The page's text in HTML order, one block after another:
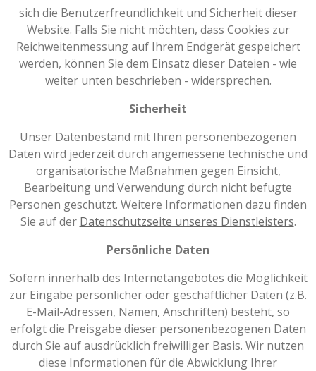
sich die Benutzerfreundlichkeit und Sicherheit dieser
Website. Falls Sie nicht möchten, dass Cookies zur
Reichweitenmessung auf Ihrem Endgerät gespeichert
werden, können Sie dem Einsatz dieser Dateien - wie
weiter unten beschrieben - widersprechen.
Sicherheit
Unser Datenbestand mit Ihren personenbezogenen
Daten wird jederzeit durch angemessene technische und
organisatorische Maßnahmen gegen Einsicht,
Bearbeitung und Verwendung durch nicht befugte
Personen geschützt. Weitere Informationen dazu finden
Sie auf der Datenschutzseite unseres Dienstleisters.
Persönliche Daten
Sofern innerhalb des Internetangebotes die Möglichkeit
zur Eingabe persönlicher oder geschäftlicher Daten (z.B.
E-Mail-Adressen, Namen, Anschriften) besteht, so
erfolgt die Preisgabe dieser personenbezogenen Daten
durch Sie auf ausdrücklich freiwilliger Basis. Wir nutzen
diese Informationen für die Abwicklung Ihrer